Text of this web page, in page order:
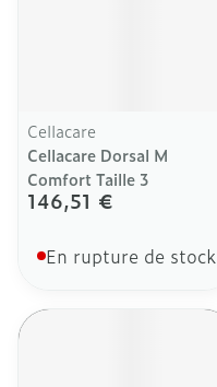
Cellacare
Cellacare Dorsal M
Comfort Taille 3
146,51 €
En rupture de stock